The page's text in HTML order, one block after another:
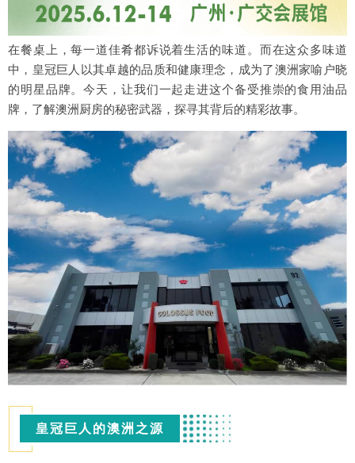
在餐桌上，每一道佳肴都诉说着生活的味道。而在这众多味道
中，皇冠巨人以其卓越的品质和健康理念，成为了澳洲家喻户晓
的明星品牌。今天，让我们一起走进这个备受推崇的食用油品
牌，了解澳洲厨房的秘密武器，探寻其背后的精彩故事。
皇冠巨人的澳洲之源